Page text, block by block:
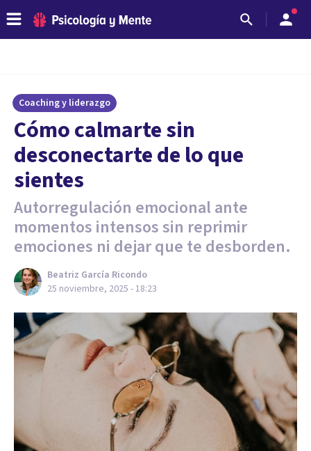
Coaching y liderazgo
Cómo calmarte sin
desconectarte de lo que
sientes
Autorregulación emocional ante
momentos intensos sin reprimir
emociones ni dejar que te desborden.
Beatriz García Ricondo
25 noviembre, 2025 - 18:23